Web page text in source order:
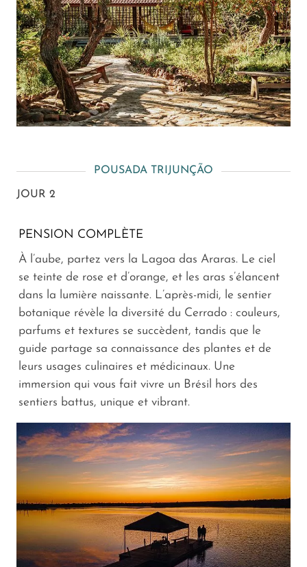
POUSADA TRIJUNÇÃO
JOUR 2
PENSION COMPLÈTE
À l’aube, partez vers la Lagoa das Araras. Le ciel
se teinte de rose et d’orange, et les aras s’élancent
dans la lumière naissante. L’après-midi, le sentier
botanique révèle la diversité du Cerrado : couleurs,
parfums et textures se succèdent, tandis que le
guide partage sa connaissance des plantes et de
leurs usages culinaires et médicinaux. Une
immersion qui vous fait vivre un Brésil hors des
sentiers battus, unique et vibrant.